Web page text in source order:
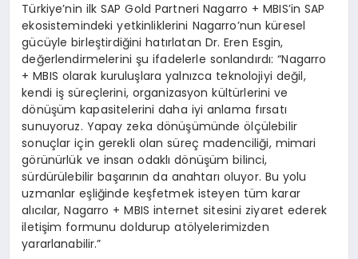
Türkiye’nin ilk SAP Gold Partneri Nagarro + MBIS’in SAP
ekosistemindeki yetkinliklerini Nagarro’nun küresel
gücüyle birleştirdiğini hatırlatan Dr. Eren Esgin,
değerlendirmelerini şu ifadelerle sonlandırdı: “Nagarro
+ MBIS olarak kuruluşlara yalnızca teknolojiyi değil,
kendi iş süreçlerini, organizasyon kültürlerini ve
dönüşüm kapasitelerini daha iyi anlama fırsatı
sunuyoruz. Yapay zeka dönüşümünde ölçülebilir
sonuçlar için gerekli olan süreç madenciliği, mimari
görünürlük ve insan odaklı dönüşüm bilinci,
sürdürülebilir başarının da anahtarı oluyor. Bu yolu
uzmanlar eşliğinde keşfetmek isteyen tüm karar
alıcılar, Nagarro + MBIS internet sitesini ziyaret ederek
iletişim formunu doldurup atölyelerimizden
yararlanabilir.”